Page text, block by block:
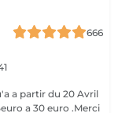
666
a partir du 20 Avril
a 30 euro .Merci